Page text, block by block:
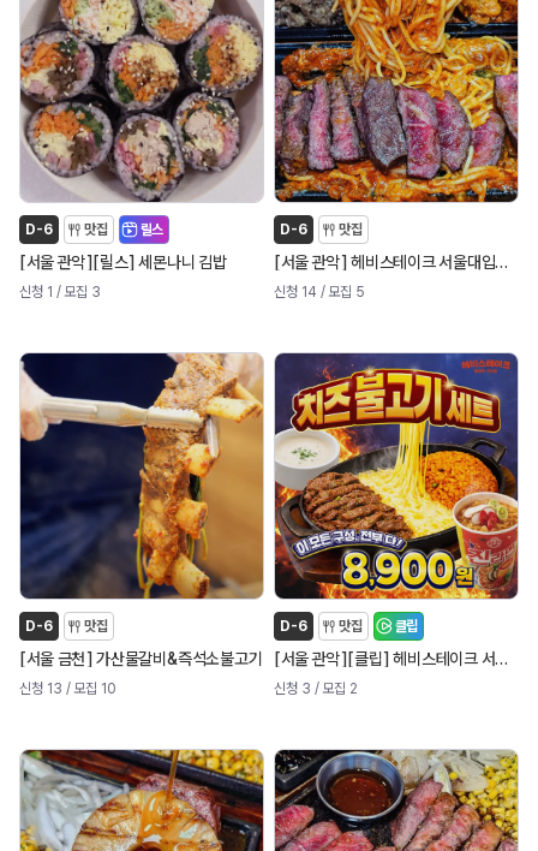
D-6 맛집 릴스
[서울 관악] [릴스] 세몬나니 김밥
신청 1 / 모집 3
D-6 맛집
[서울 관악] 헤비스테이크 서울대입구역점
신청 14 / 모집 5
D-6 맛집
[서울 금천] 가산물갈비&즉석소불고기
신청 13 / 모집 10
D-6 맛집 클립
[서울 관악] [클립] 헤비스테이크 서울대입구역점
신청 3 / 모집 2